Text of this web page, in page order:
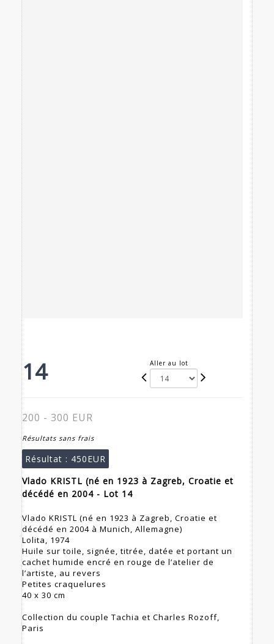
14 Aller au lot
200 - 300 EUR
Résultats sans frais
Résultat : 450EUR
Vlado KRISTL (né en 1923 à Zagreb, Croatie et
décédé en 2004 - Lot 14
Vlado KRISTL (né en 1923 à Zagreb, Croatie et
décédé en 2004 à Munich, Allemagne)
Lolita, 1974
Huile sur toile, signée, titrée, datée et portant un
cachet humide encré en rouge de l’atelier de
l’artiste, au revers
Petites craquelures
40 x 30 cm
Collection du couple Tachia et Charles Rozoff,
Paris